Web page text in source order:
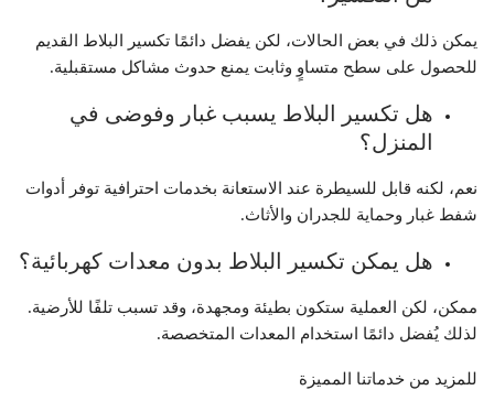
يمكن ذلك في بعض الحالات، لكن يفضل دائمًا تكسير البلاط القديم
للحصول على سطح متساوٍ وثابت يمنع حدوث مشاكل مستقبلية.
هل تكسير البلاط يسبب غبار وفوضى في
المنزل؟
نعم، لكنه قابل للسيطرة عند الاستعانة بخدمات احترافية توفر أدوات
شفط غبار وحماية للجدران والأثاث.
هل يمكن تكسير البلاط بدون معدات كهربائية؟
ممكن، لكن العملية ستكون بطيئة ومجهدة، وقد تسبب تلفًا للأرضية.
لذلك يُفضل دائمًا استخدام المعدات المتخصصة.
للمزيد من خدماتنا المميزة